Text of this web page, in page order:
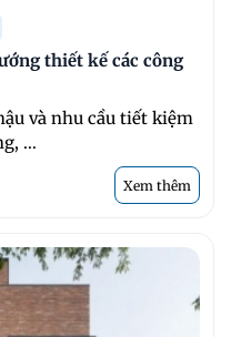
thiết kế các công
và nhu cầu tiết kiệm
...
Xem thêm